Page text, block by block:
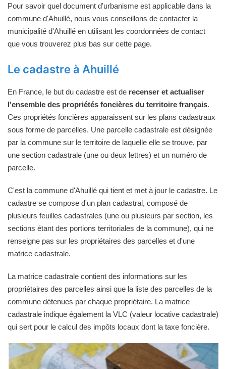
Pour savoir quel document d'urbanisme est applicable dans la
commune d'Ahuillé, nous vous conseillons de contacter la
municipalité d'Ahuillé en utilisant les coordonnées de contact
que vous trouverez plus bas sur cette page.
Le cadastre à Ahuillé
En France, le but du cadastre est de recenser et actualiser
l'ensemble des propriétés foncières du territoire français.
Ces propriétés foncières apparaissent sur les plans cadastraux
sous forme de parcelles. Une parcelle cadastrale est désignée
par la commune sur le territoire de laquelle elle se trouve, par
une section cadastrale (une ou deux lettres) et un numéro de
parcelle.
C'est la commune d'Ahuillé qui tient et met à jour le cadastre. Le
cadastre se compose d'un plan cadastral, composé de
plusieurs feuilles cadastrales (une ou plusieurs par section, les
sections étant des portions territoriales de la commune), qui ne
renseigne pas sur les propriétaires des parcelles et d'une
matrice cadastrale.
La matrice cadastrale contient des informations sur les
propriétaires des parcelles ainsi que la liste des parcelles de la
commune détenues par chaque propriétaire. La matrice
cadastrale indique également la VLC (valeur locative cadastrale)
qui sert pour le calcul des impôts locaux dont la taxe foncière.